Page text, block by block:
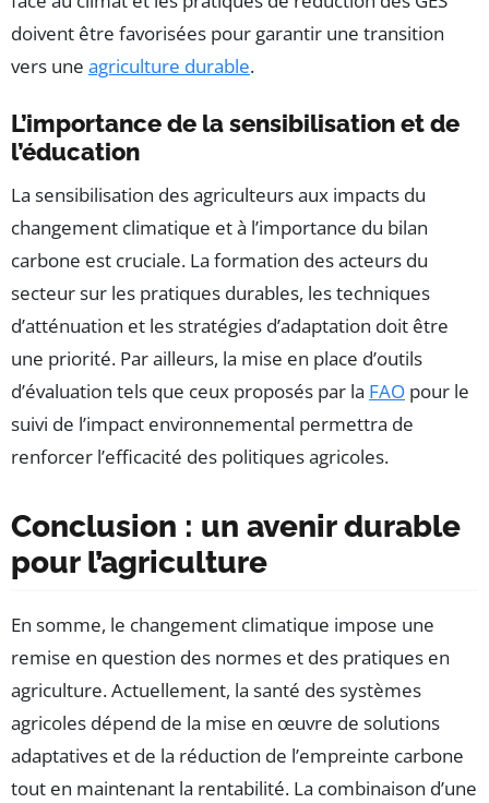
doivent être favorisées pour garantir une transition
vers une agriculture durable.
L’importance de la sensibilisation et de
l’éducation
La sensibilisation des agriculteurs aux impacts du
changement climatique et à l’importance du bilan
carbone est cruciale. La formation des acteurs du
secteur sur les pratiques durables, les techniques
d’atténuation et les stratégies d’adaptation doit être
une priorité. Par ailleurs, la mise en place d’outils
d’évaluation tels que ceux proposés par la FAO pour le
suivi de l’impact environnemental permettra de
renforcer l’efficacité des politiques agricoles.
Conclusion : un avenir durable
pour l’agriculture
En somme, le changement climatique impose une
remise en question des normes et des pratiques en
agriculture. Actuellement, la santé des systèmes
agricoles dépend de la mise en œuvre de solutions
adaptatives et de la réduction de l’empreinte carbone
tout en maintenant la rentabilité. La combinaison d’une